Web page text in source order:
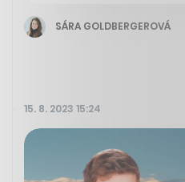
SÁRA GOLDBERGEROVÁ
15. 8. 2023 15:24